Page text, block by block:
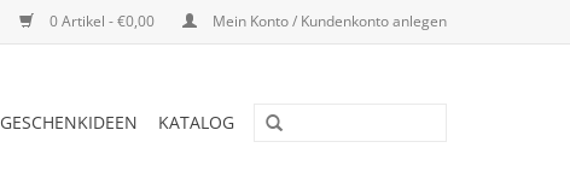
0 Artikel - €0,00 Mein Konto / Kundenkonto anlegen
GESCHENKIDEEN KATALOG